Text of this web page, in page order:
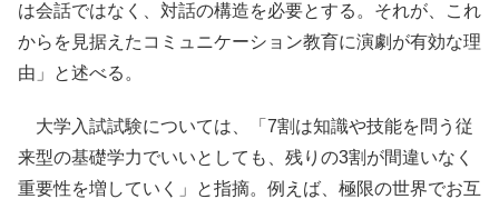
は会話ではなく、対話の構造を必要とする。それが、これ
からを見据えたコミュニケーション教育に演劇が有効な理
由」と述べる。
大学入試試験については、「7割は知識や技能を問う従
来型の基礎学力でいいとしても、残りの3割が間違いなく
重要性を増していく」と指摘。例えば、極限の世界でお互